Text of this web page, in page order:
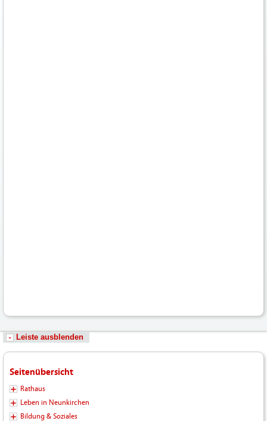
Leiste ausblenden
Seitenübersicht
Rathaus
Leben in Neunkirchen
Bildung & Soziales